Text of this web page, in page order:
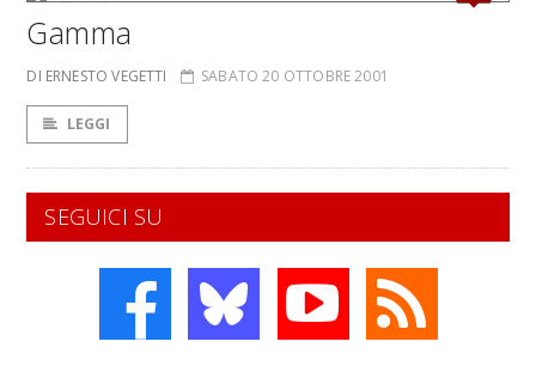
Gamma
DI ERNESTO VEGETTI SABATO 20 OTTOBRE 2001
LEGGI
SEGUICI SU